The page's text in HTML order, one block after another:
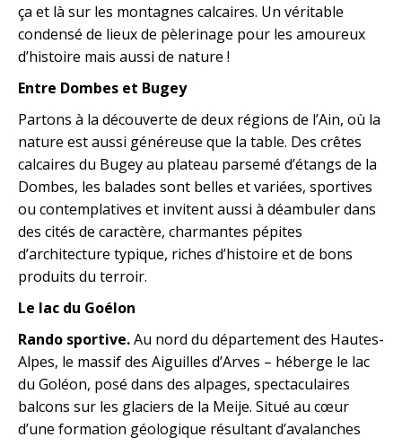
ça et là sur les montagnes calcaires. Un véritable
condensé de lieux de pèlerinage pour les amoureux
d’histoire mais aussi de nature !
Entre Dombes et Bugey
Partons à la découverte de deux régions de l’Ain, où la
nature est aussi généreuse que la table. Des crêtes
calcaires du Bugey au plateau parsemé d’étangs de la
Dombes, les balades sont belles et variées, sportives
ou contemplatives et invitent aussi à déambuler dans
des cités de caractère, charmantes pépites
d’architecture typique, riches d’histoire et de bons
produits du terroir.
Le lac du Goélon
Rando sportive.Au nord du département des Hautes-
Alpes, le massif des Aiguilles d’Arves – héberge le lac
du Goléon, posé dans des alpages, spectaculaires
balcons sur les glaciers de la Meije. Situé au cœur
d’une formation géologique résultant d’avalanches